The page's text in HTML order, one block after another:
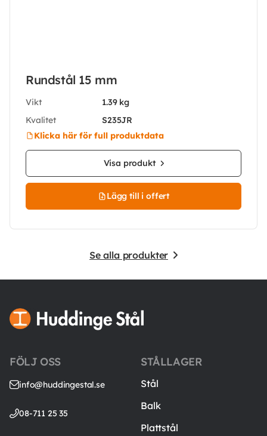
Rundstål 15 mm
Vikt
1.39 kg
Kvalitet
S235JR
Klicka här för full produktdata
Visa produkt
Lägg till i offert
Se alla produkter
FÖLJ OSS
info@huddingestal.se
08-711 25 35
STÅLLAGER
Stål
Balk
Plattstål